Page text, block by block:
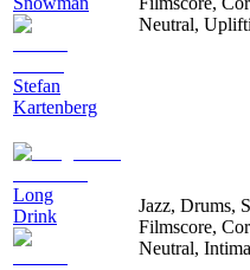
Stefan
Kartenberg
Neutral,
Long
Drink
Jazz, Drums,
Filmscore,
Neutral,